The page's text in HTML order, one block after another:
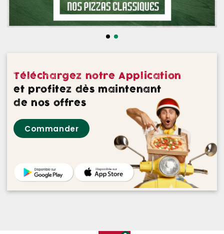
NOS DESSERTS
NOS VINS ROUGES
NOS VINS ROSES
NOS VINS BLANCS
Téléchargez notre Application
et profitez dès maintenant
de nos offres
Commander